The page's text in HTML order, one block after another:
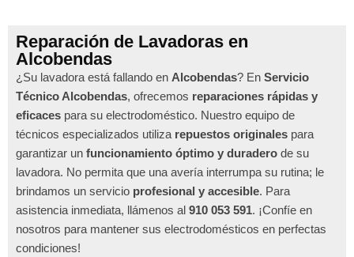
Reparación de Lavadoras en
Alcobendas
¿Su lavadora está fallando en Alcobendas? En Servicio
Técnico Alcobendas, ofrecemos reparaciones rápidas y
eficaces para su electrodoméstico. Nuestro equipo de
técnicos especializados utiliza repuestos originales para
garantizar un funcionamiento óptimo y duradero de su
lavadora. No permita que una avería interrumpa su rutina; le
brindamos un servicio profesional y accesible. Para
asistencia inmediata, llámenos al 910 053 591. ¡Confíe en
nosotros para mantener sus electrodomésticos en perfectas
condiciones!